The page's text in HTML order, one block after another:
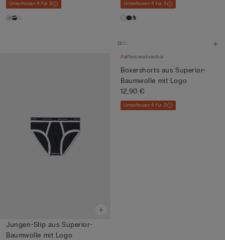
Unterhosen 4 für 3 Unterhosen 4 für 3
Jungen-Slip aus Superior-
Baumwolle mit Logo
Personalisierbar
Boxershorts aus Superior-
Baumwolle mit Logo
12,90 €
Unterhosen 4 für 3